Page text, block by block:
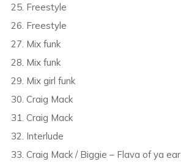
25. Freestyle
26. Freestyle
27. Mix funk
28. Mix funk
29. Mix girl funk
30. Craig Mack
31. Craig Mack
32. Interlude
33. Craig Mack / Biggie – Flava of ya ear